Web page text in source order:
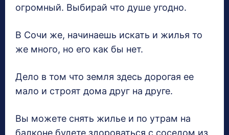
огромный. Выбирай что душе угодно.
В Сочи же, начинаешь искать и жилья то
же много, но его как бы нет.
Дело в том что земля здесь дорогая ее
мало и строят дома друг на друге.
Вы можете снять жилье и по утрам на